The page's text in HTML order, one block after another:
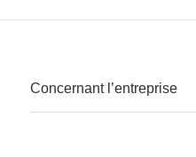
Concernant l’entreprise